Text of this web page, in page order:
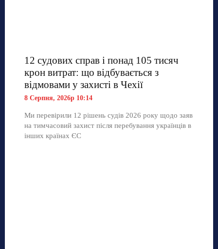
12 судових справ і понад 105 тисяч
крон витрат: що відбувається з
відмовами у захисті в Чехії
8 Серпня, 2026р 10:14
Ми перевірили 12 рішень судів 2026 року щодо заяв
на тимчасовий захист після перебування українців в
інших країнах ЄС